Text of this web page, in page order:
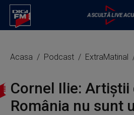
Acasa Podcast ExtraMatinal
Cornel Ilie: Artiștii
România nu sunt